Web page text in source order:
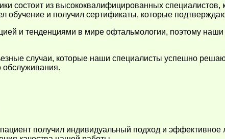
состоит из высококвалифицированных
и получил сертификаты, которые
и тенденциями в мире офтальмологии, поэтому
случаи, которые наши специалисты успешно
обслуживания.
получил индивидуальный подход и